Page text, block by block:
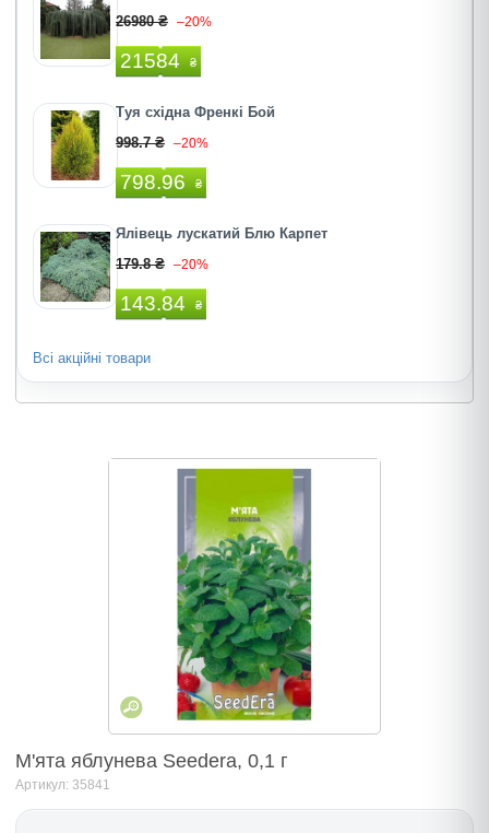
26980 ₴ –20%
21584 ₴
Туя східна Френкі Бой
998.7 ₴ –20%
798.96 ₴
Ялівець лускатий Блю Карпет
179.8 ₴ –20%
143.84 ₴
Всі акційні товари
М'ята яблунева Seedera, 0,1 г
Артикул: 35841